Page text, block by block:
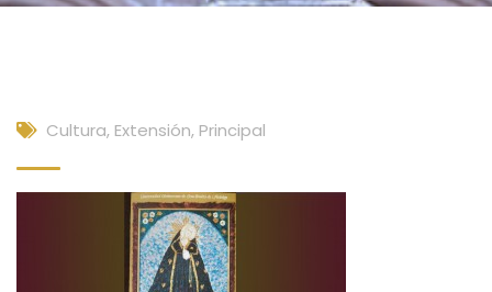
Cultura, Extensión, Principal